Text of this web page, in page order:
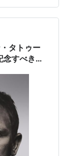
and
…
タトゥー
すべき第